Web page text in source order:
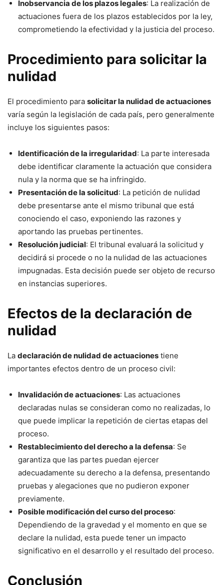
Inobservancia de los plazos legales: La realización de
actuaciones fuera de los plazos establecidos por la ley,
comprometiendo la efectividad y la justicia del proceso.
Procedimiento para solicitar la
nulidad
El procedimiento para solicitar la nulidad de actuaciones
varía según la legislación de cada país, pero generalmente
incluye los siguientes pasos:
Identificación de la irregularidad: La parte interesada
debe identificar claramente la actuación que considera
nula y la norma que se ha infringido.
Presentación de la solicitud: La petición de nulidad
debe presentarse ante el mismo tribunal que está
conociendo el caso, exponiendo las razones y
aportando las pruebas pertinentes.
Resolución judicial: El tribunal evaluará la solicitud y
decidirá si procede o no la nulidad de las actuaciones
impugnadas. Esta decisión puede ser objeto de recurso
en instancias superiores.
Efectos de la declaración de
nulidad
La declaración de nulidad de actuaciones tiene
importantes efectos dentro de un proceso civil:
Invalidación de actuaciones: Las actuaciones
declaradas nulas se consideran como no realizadas, lo
que puede implicar la repetición de ciertas etapas del
proceso.
Restablecimiento del derecho a la defensa: Se
garantiza que las partes puedan ejercer
adecuadamente su derecho a la defensa, presentando
pruebas y alegaciones que no pudieron exponer
previamente.
Posible modificación del curso del proceso:
Dependiendo de la gravedad y el momento en que se
declare la nulidad, esta puede tener un impacto
significativo en el desarrollo y el resultado del proceso.
Conclusión